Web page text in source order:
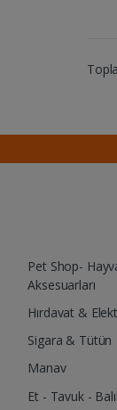
Pet Shop-
Aksesuarları
Hırdavat &
Sigara & Tütün
Manav
Et - Tavuk -